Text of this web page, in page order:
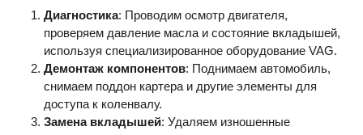
Диагностика: Проводим осмотр двигателя,
проверяем давление масла и состояние вкладышей,
используя специализированное оборудование VAG.
Демонтаж компонентов: Поднимаем автомобиль,
снимаем поддон картера и другие элементы для
доступа к коленвалу.
Замена вкладышей: Удаляем изношенные